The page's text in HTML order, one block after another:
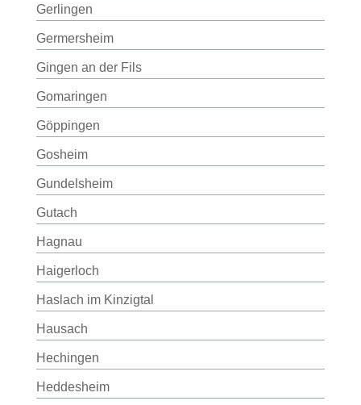
Gerlingen
Germersheim
Gingen an der Fils
Gomaringen
Göppingen
Gosheim
Gundelsheim
Gutach
Hagnau
Haigerloch
Haslach im Kinzigtal
Hausach
Hechingen
Heddesheim